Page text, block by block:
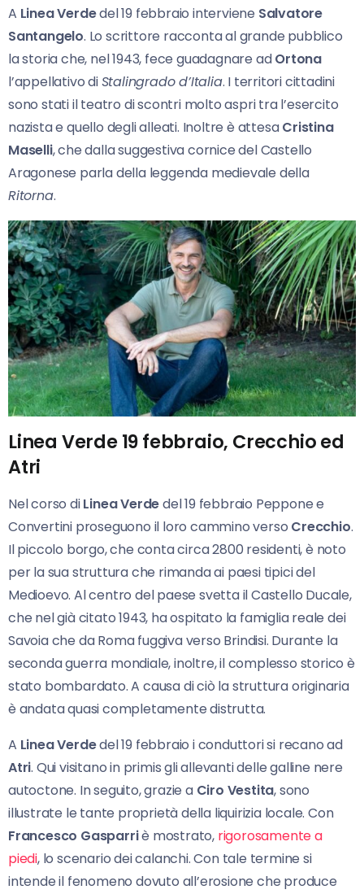
A Linea Verdedel 19 febbraio interviene Salvatore
Santangelo. Lo scrittore racconta al grande pubblico
la storia che, nel 1943, fece guadagnare adOrtona
l’appellativo diStalingrado d’Italia. I territori cittadini
sono stati il teatro di scontri molto aspri tra l’esercito
nazista e quello degli alleati. Inoltre è attesaCristina
Maselli, che dalla suggestiva cornice del Castello
Aragonese parla della leggenda medievale della
Ritorna.
Linea Verde 19 febbraio, Crecchio ed
Atri
Nel corso diLinea Verdedel 19 febbraio Peppone e
Convertini proseguono il loro cammino verso Crecchio.
Il piccolo borgo, che conta circa 2800 residenti, è noto
per la sua struttura che rimanda ai paesi tipici del
Medioevo. Al centro del paese svetta il Castello Ducale,
che nel già citato 1943, ha ospitato la famiglia reale dei
Savoia che da Roma fuggiva verso Brindisi. Durante la
seconda guerra mondiale, inoltre, il complesso storico è
stato bombardato. A causa di ciò la struttura originaria
è andata quasi completamente distrutta.
A Linea Verdedel 19 febbraio i conduttori si recano ad
Atri. Qui visitano in primis gli allevanti delle galline nere
autoctone. In seguito, grazie a Ciro Vestita, sono
illustrate le tante proprietà della liquirizia locale. Con
Francesco Gasparriè mostrato, rigorosamente a
piedi, lo scenario dei calanchi. Con tale termine si
intende il fenomeno dovuto all’erosione che produce